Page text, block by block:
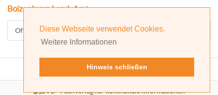
Diese Webseite verwendet Cookies.
Weitere Informationen
Hinweis schließen
Boizenburg-Land, Amt
Offizielle Homepage